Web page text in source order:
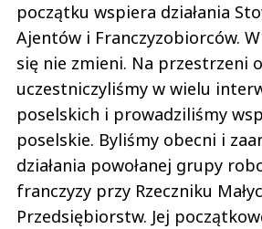
początku wspiera działania
Ajentów i Franczyzobiorców.
się nie zmieni. Na przestrzeni
uczestniczyliśmy w wielu
poselskich i prowadziliśmy
poselskie. Byliśmy obecni i
działania powołanej grupy
franczyzy przy Rzeczniku
Przedsiębiorstw. Jej